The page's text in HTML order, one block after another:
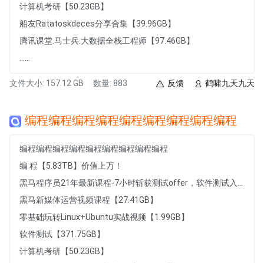
计算机考研【50.23GB】
船友Ratatoskdeces分享合集【39.96GB】
腾讯课堂.马士兵.大数据全栈工程师【97.46GB】
文件大小: 157.12 GB 数量: 883 鹤啸九天九天
反馈
编程编程编程编程编程编程编程编程编程
编程编程编程编程编程编程编程编程编程
编 程【5.83TB】价值上万！
黑马新媒体运营视频课程【27.41GB】
零基础玩转Linux+Ubuntu实战视频【1.99GB】
软件测试【371.75GB】
计算机考研【50.23GB】